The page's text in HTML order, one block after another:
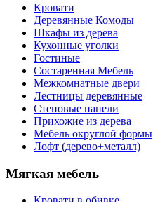
Кровати
Деревянные Комоды
Шкафы из дерева
Кухонные уголки
Гостиные
Состаренная Мебель
Межкомнатные двери
Лестницы деревянные
Стеновые панели
Прихожие из дерева
Мебель округлой формы
Лофт (дерево+металл)
Мягкая мебель